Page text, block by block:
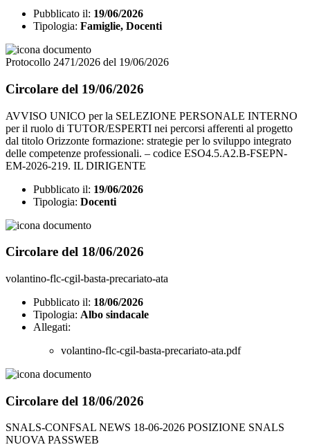
Pubblicato il: 19/06/2026
Tipologia: Famiglie, Docenti
Protocollo 2471/2026 del 19/06/2026
Circolare del 19/06/2026
AVVISO UNICO per la SELEZIONE PERSONALE INTERNO
per il ruolo di TUTOR/ESPERTI nei percorsi afferenti al progetto
dal titolo Orizzonte formazione: strategie per lo sviluppo integrato
delle competenze professionali. – codice ESO4.5.A2.B-FSEPN-
EM-2026-219. IL DIRIGENTE
Pubblicato il: 19/06/2026
Tipologia: Docenti
Circolare del 18/06/2026
volantino-flc-cgil-basta-precariato-ata
Pubblicato il: 18/06/2026
Tipologia: Albo sindacale
Allegati:
volantino-flc-cgil-basta-precariato-ata.pdf
Circolare del 18/06/2026
SNALS-CONFSAL NEWS 18-06-2026 POSIZIONE SNALS
NUOVA PASSWEB